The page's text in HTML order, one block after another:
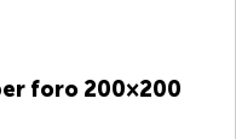
foro 200×200